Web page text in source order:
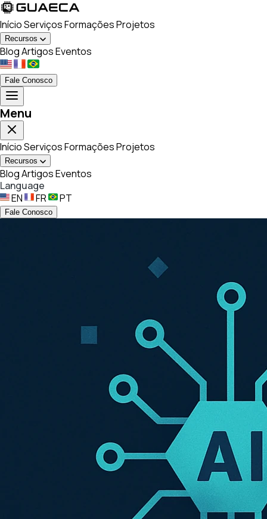
InícioServiçosFormaçõesProjetos
Recursos
BlogArtigosEventos
Fale Conosco
Menu
InícioServiçosFormaçõesProjetos
Recursos
BlogArtigosEventos
Language
EN
FR PT
Fale Conosco